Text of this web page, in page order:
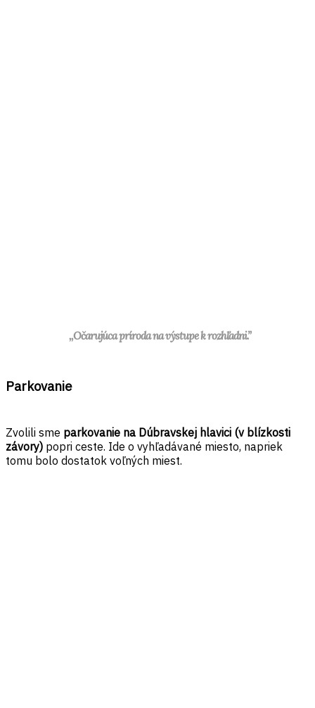
,,Očarujúca príroda na výstupe k rozhľadni.”
Parkovanie
Zvolili sme parkovanie na Dúbravskej hlavici (v blízkosti
závory) popri ceste. Ide o vyhľadávané miesto, napriek
tomu bolo dostatok voľných miest.